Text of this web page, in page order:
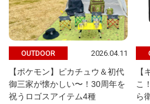
OUTDOOR 2026.04.11
【ポケモン】ピカチュウ＆初代
御三家が懐かしい〜！30周年を
祝うロゴスアイテム4種
こ
ら